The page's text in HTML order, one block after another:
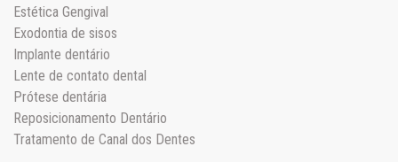
Estética Gengival
Exodontia de sisos
Implante dentário
Lente de contato dental
Prótese dentária
Reposicionamento Dentário
Tratamento de Canal dos Dentes